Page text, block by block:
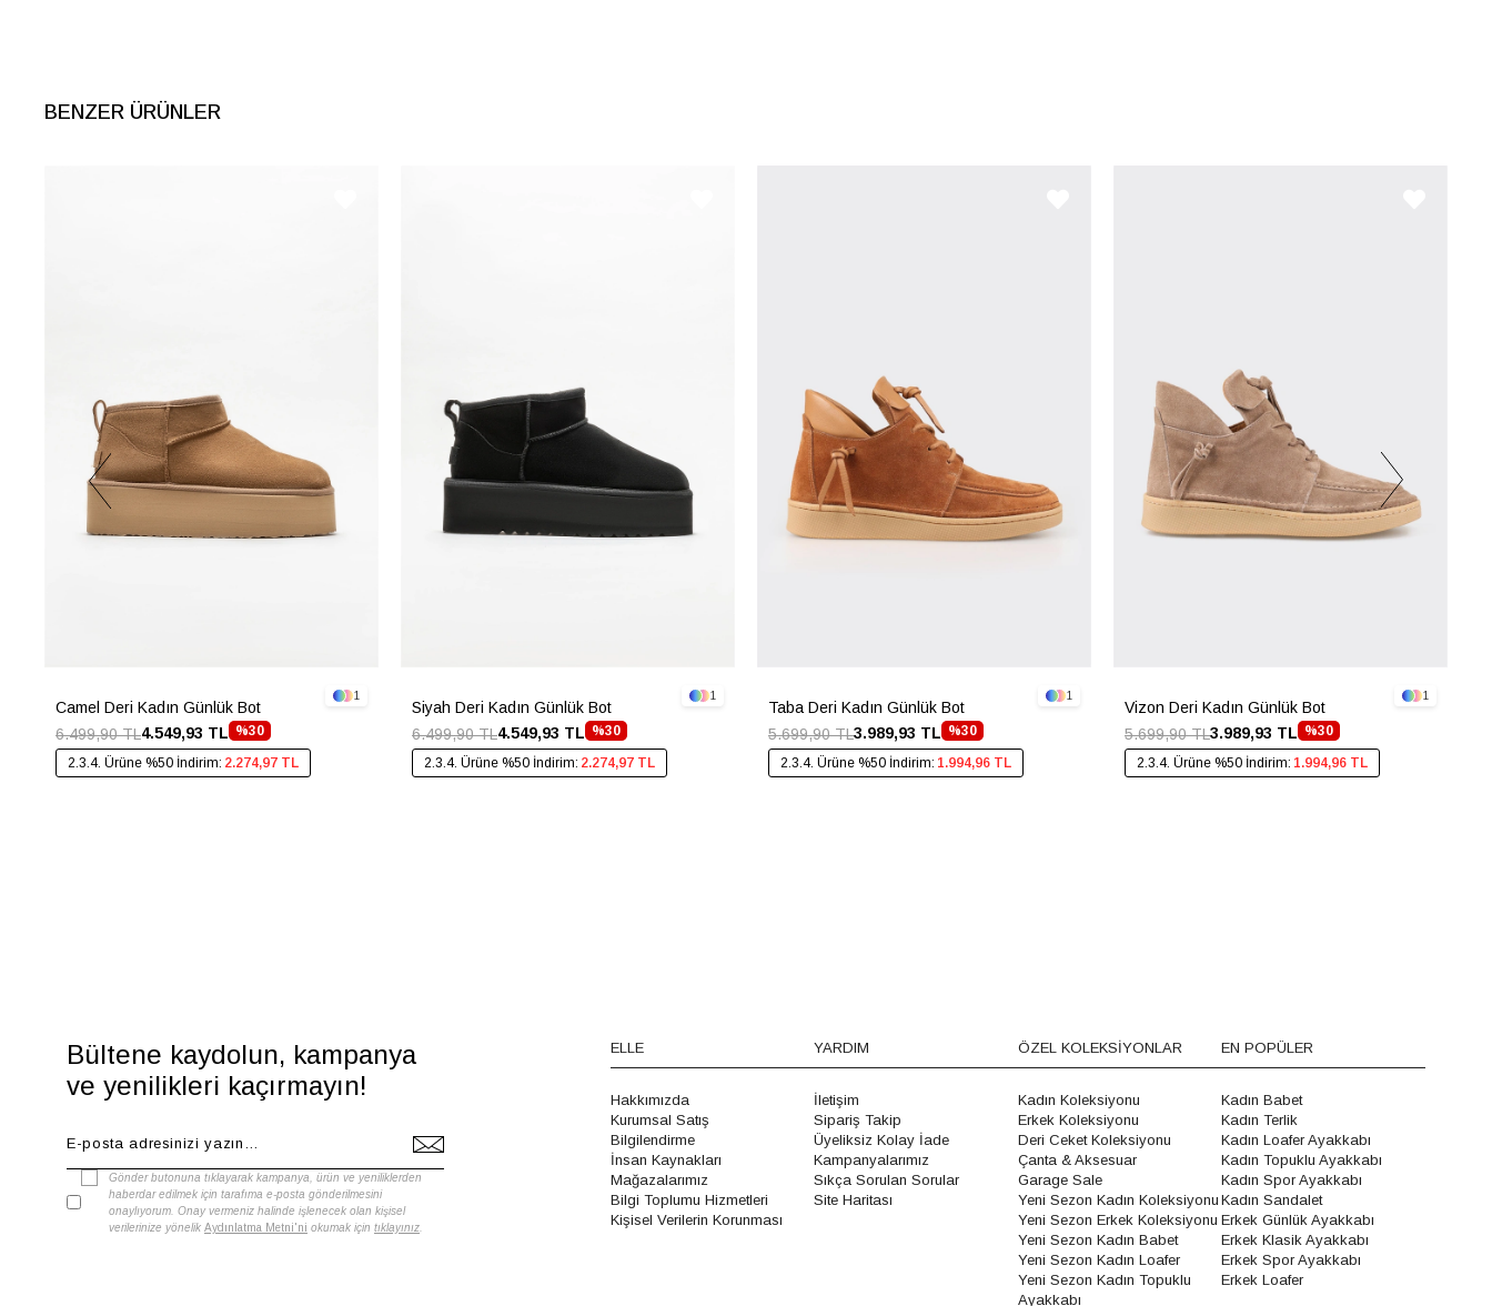
BENZER ÜRÜNLER
Camel Deri Kadın Günlük Bot
%30
4.549,93 TL
6.499,90 TL
2.3.4. Ürüne %50 İndirim: 2.274,97 TL
1
Siyah Deri Kadın Günlük Bot
%30
4.549,93 TL
6.499,90 TL
2.3.4. Ürüne %50 İndirim: 2.274,97 TL
1
Taba Deri Kadın Günlük Bot
%30
3.989,93 TL
5.699,90 TL
2.3.4. Ürüne %50 İndirim: 1.994,96 TL
1
Vizon Deri Kadın Günlük Bot
%30
3.989,93 TL
5.699,90 TL
2.3.4. Ürüne %50 İndirim: 1.994,96 TL
1
Bültene kaydolun, kampanya
ve yenilikleri kaçırmayın!
Gönder butonuna tıklayarak kampanya, ürün ve yeniliklerden
haberdar edilmek için tarafıma e-posta gönderilmesini
onaylıyorum. Onay vermeniz halinde işlenecek olan kişisel
verilerinize yönelik Aydınlatma Metni'ni okumak için tıklayınız
ELLE
Hakkımızda
Kurumsal Satış
Bilgilendirme
İnsan Kaynakları
Mağazalarımız
Bilgi Toplumu Hizmetleri
Kişisel Verilerin Korunması
YARDIM
İletişim
Sipariş Takip
Üyeliksiz Kolay İade
Kampanyalarımız
Sıkça Sorulan Sorular
Site Haritası
ÖZEL KOLEKSİYONLAR
Kadın Koleksiyonu
Erkek Koleksiyonu
Deri Ceket Koleksiyonu
Çanta & Aksesuar
Garage Sale
Yeni Sezon Kadın Koleksiyonu
Yeni Sezon Erkek Koleksiyonu
Yeni Sezon Kadın Babet
Yeni Sezon Kadın Loafer
Yeni Sezon Kadın Topuklu
Ayakkabı
EN POPÜLER
Kadın Babet
Kadın Terlik
Kadın Loafer Ayakkabı
Kadın Topuklu Ayakkabı
Kadın Spor Ayakkabı
Kadın Sandalet
Erkek Günlük Ayakkabı
Erkek Klasik Ayakkabı
Erkek Spor Ayakkabı
Erkek Loafer